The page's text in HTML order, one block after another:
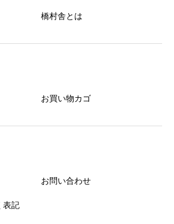
橋村舎とは
お買い物カゴ
お問い合わせ
表記